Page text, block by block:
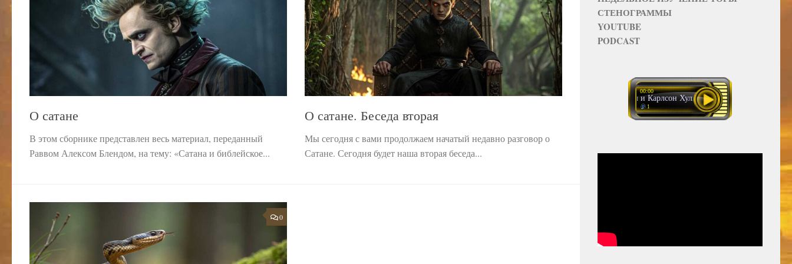
О сатане
В этом сборнике представлен весь материал, переданный
Раввом Алексом Блендом, на тему: «Сатана и библейское...
О сатане. Беседа вторая
Мы сегодня с вами продолжаем начатый недавно разговор о
Сатане. Сегодня будет наша вторая беседа...
0
СТЕНОГРАММЫ
YOUTUBE
PODCAST
Малыш и Карлсон Хулиганские посиделки 2 2 (2)
00:00
1